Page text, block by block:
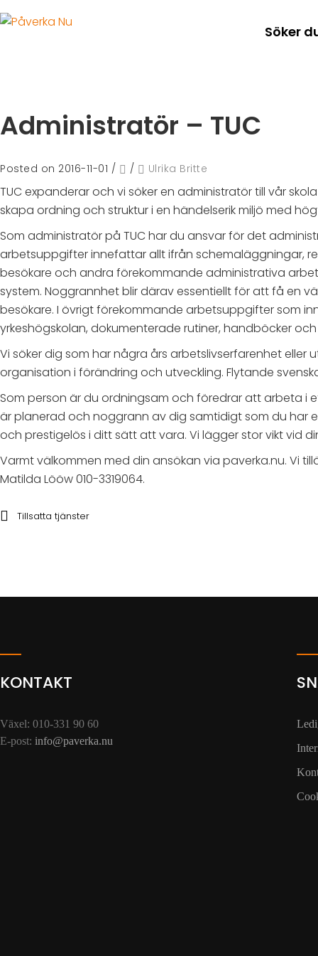
Söker
Administratör – TUC
Posted on 2016-11-01 / / Ulrika Britte
TUC expanderar och vi söker en administratör till vår
skapa ordning och struktur i en händelserik miljö med
Som administratör på TUC har du ansvar för det
arbetsuppgifter innefattar allt ifrån schemaläggningar,
besökare och andra förekommande administrativa
system. Noggrannhet blir därav essentiellt för att få en
besökare. I övrigt förekommande arbetsuppgifter som
yrkeshögskolan, dokumenterade rutiner, handböcker
Vi söker dig som har några års arbetslivserfarenhet eller
organisation i förändring och utveckling. Flytande
Som person är du ordningsam och föredrar att arbeta
är planerad och noggrann av dig samtidigt som du har
och prestigelös i ditt sätt att vara. Vi lägger stor vikt vid
Varmt välkommen med din ansökan via paverka.nu. Vi
Matilda Lööw 010-3319064.
Tillsatta tjänster
KONTAKT
Växel: 010-331 90 60
E-post: info@paverka.nu